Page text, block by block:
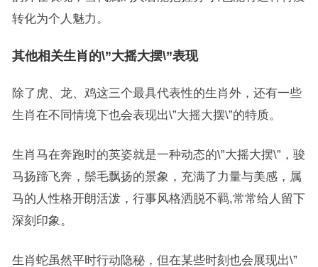
转化为个人魅力。
其他相关生肖的\”大摇大摆\”表现
除了虎、龙、鸡这三个最具代表性的生肖外，还有一些
生肖在不同情境下也会表现出\”大摇大摆\”的特质。
生肖马在奔跑时的英姿就是一种动态的\”大摇大摆\”，骏
马扬蹄飞奔，鬃毛飘扬的景象，充满了力量与美感，属
马的人性格开朗活泼，行事风格洒脱不羁,常常给人留下
深刻印象。
生肖蛇虽然平时行动隐秘，但在某些时刻也会展现出\”